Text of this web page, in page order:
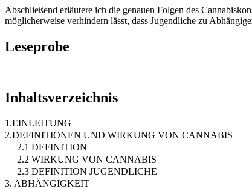
Abschließend erläutere ich die genauen Folgen des
möglicherweise verhindern lässt, dass Jugendliche zu
Leseprobe
Inhaltsverzeichnis
1.EINLEITUNG
2.DEFINITIONEN UND WIRKUNG VON CANNABIS
2.1 DEFINITION
2.2 WIRKUNG VON CANNABIS
2.3 DEFINITION JUGENDLICHE
3. ABHÄNGIGKEIT